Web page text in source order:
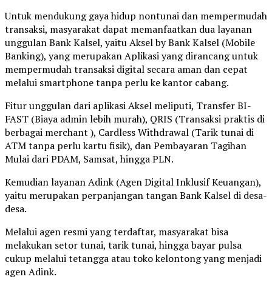
Untuk mendukung gaya hidup nontunai dan mempermudah
transaksi, masyarakat dapat memanfaatkan dua layanan
unggulan Bank Kalsel, yaitu Aksel by Bank Kalsel (Mobile
Banking), yang merupakan Aplikasi yang dirancang untuk
mempermudah transaksi digital secara aman dan cepat
melalui smartphone tanpa perlu ke kantor cabang.
Fitur unggulan dari aplikasi Aksel meliputi, Transfer BI-
FAST (Biaya admin lebih murah), QRIS (Transaksi praktis di
berbagai merchant ), Cardless Withdrawal (Tarik tunai di
ATM tanpa perlu kartu fisik), dan Pembayaran Tagihan
Mulai dari PDAM, Samsat, hingga PLN.
Kemudian layanan Adink (Agen Digital Inklusif Keuangan),
yaitu merupakan perpanjangan tangan Bank Kalsel di desa-
desa.
Melalui agen resmi yang terdaftar, masyarakat bisa
melakukan setor tunai, tarik tunai, hingga bayar pulsa
cukup melalui tetangga atau toko kelontong yang menjadi
agen Adink.